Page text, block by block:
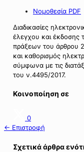
Νομοθεσία PDF
Διαδικασίες
έλεγχου και έκδοσης
πράξεων του άρθρου
και καθορισμός
σύμφωνα με τις
του ν.4495/2017.
Κοινοποίηση σε
0
← Επιστροφή
Σχετικά άρθρα